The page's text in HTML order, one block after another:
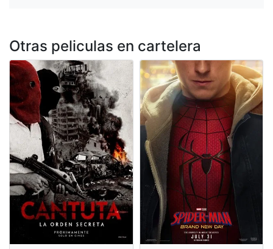
Otras peliculas en cartelera